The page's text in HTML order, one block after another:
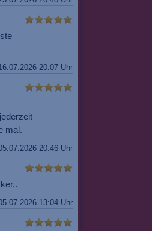
20:07 Uhr
mal.
20:46 Uhr
13:04 Uhr